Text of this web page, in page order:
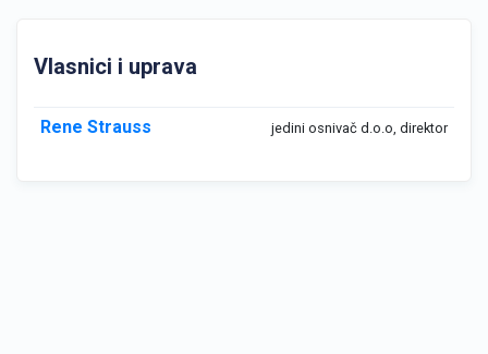
Vlasnici i uprava
Rene Strauss jedini osnivač d.o.o, direktor